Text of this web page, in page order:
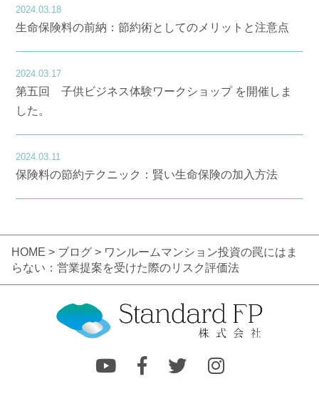
2024.03.18
生命保険料の前納：節約術としてのメリットと注意点
2024.03.17
第五回 子供ビジネス体験ワークショップ を開催しま
した。
2024.03.11
保険料の節約テクニック：賢い生命保険の加入方法
HOME > ブログ > ワンルームマンション投資の罠にはま
らない：営業提案を受けた際のリスク評価法